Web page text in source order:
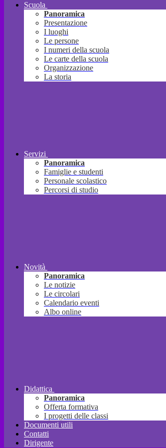
Scuola
Panoramica
Presentazione
I luoghi
Le persone
I numeri della scuola
Le carte della scuola
Organizzazione
La storia
Servizi
Panoramica
Famiglie e studenti
Personale scolastico
Percorsi di studio
Novità
Panoramica
Le notizie
Le circolari
Calendario eventi
Albo online
Didattica
Panoramica
Offerta formativa
I progetti delle classi
Documenti utili
Contatti
Dirigente